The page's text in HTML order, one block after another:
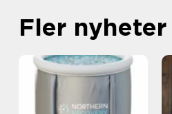
Fler nyheter